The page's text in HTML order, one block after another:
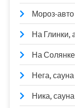
Мороз-авто
На Глинки,
На
Нега, сауна
Ника, сауна